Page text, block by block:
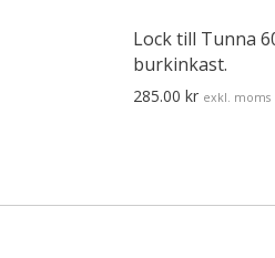
på
produktsidan
De
olika
Lock till Tunna
burkinkast.
285.00 kr exkl. moms